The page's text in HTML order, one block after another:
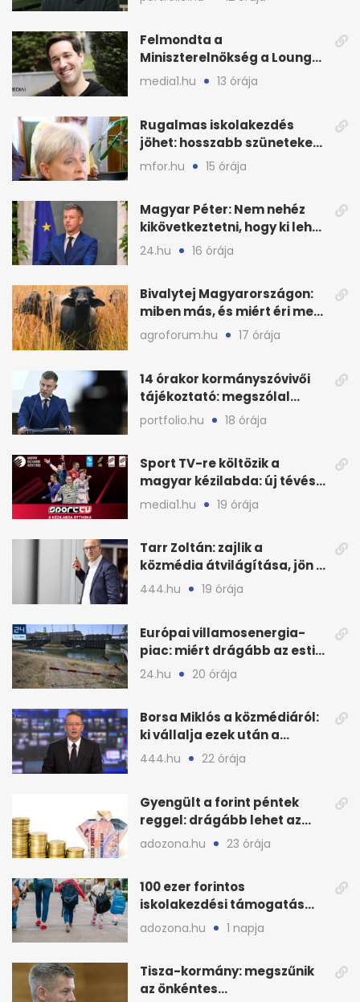
Felmondta a
Miniszterelnökség a Lounge
Event keretszerződését
media1.hu 13 órája
Rugalmas iskolakezdés
jöhet: hosszabb szüneteket
javasolnak szeptembertől
mfor.hu 15 órája
Magyar Péter: Nem nehéz
kikövetkeztetni, hogy ki lehet
a három jelölt
24.hu 16 órája
Bivalytej Magyarországon:
miben más, és miért éri meg
feldolgozni?
agroforum.hu 17 órája
14 órakor kormányszóvivői
tájékoztató: megszólal
Magyar Péter is
portfolio.hu 18 órája
Sport TV-re költözik a
magyar kézilabda: új tévés
megállapodás
media1.hu 19 órája
Tarr Zoltán: zajlik a
közmédia átvilágítása, jön a
nyilvános véleményezés
444.hu 19 órája
Európai villamosenergia-
piac: miért drágább az esti
áram Magyarországon
24.hu 20 órája
Borsa Miklós a közmédiáról:
ki vállalja ezek után a
munkát?
444.hu 22 órája
Gyengült a forint péntek
reggel: drágább lehet az
euró és a dollár
adozona.hu 23 órája
100 ezer forintos
iskolakezdési támogatás
2026 őszén: adózás,
munkáltatói plusz
adozona.hu 1 napja
Tisza-kormány: megszűnik
az önkéntes